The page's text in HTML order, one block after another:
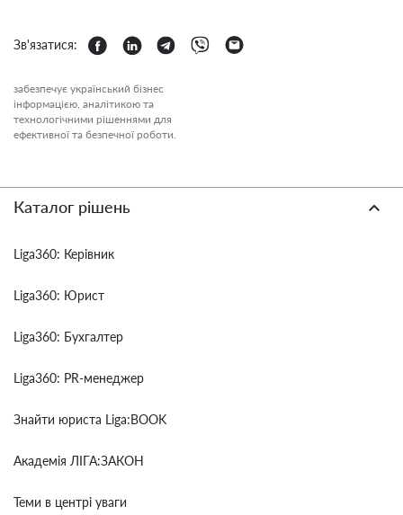
Зв'язатися:
забезпечує український бізнес
інформацією, аналітикою та
технологічними рішеннями для
ефективної та безпечної роботи.
Каталог рішень
Liga360: Керівник
Liga360: Юрист
Liga360: Бухгалтер
Liga360: PR-менеджер
Знайти юриста Liga:BOOK
Академія ЛІГА:ЗАКОН
Теми в центрі уваги